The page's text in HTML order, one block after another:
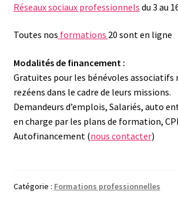
Réseaux sociaux professionnels du 3 au
Toutes nos formations 20 sont en ligne
Modalités de financement :
Gratuites pour les bénévoles associatifs
rezéens dans le cadre de leurs missions.
Demandeurs d’emplois, Salariés, auto
en charge par les plans de formation,
Autofinancement (nous contacter)
Catégorie : Formations professionnelles